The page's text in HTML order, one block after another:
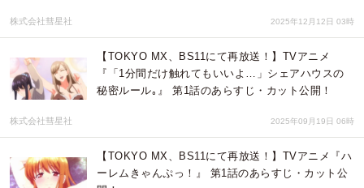
株式会社彗星社 2025年12月12日 03時
【TOKYO MX、BS11にて再放送！】TVアニメ
『「1分間だけ触れてもいいよ…」シェアハウスの
秘密ルール｡』 第1話のあらすじ・カット公開！
株式会社彗星社 2025年09月19日 06時
【TOKYO MX、BS11にて再放送！】TVアニメ『ハ
ーレムきゃんぷっ！』 第1話のあらすじ・カット公